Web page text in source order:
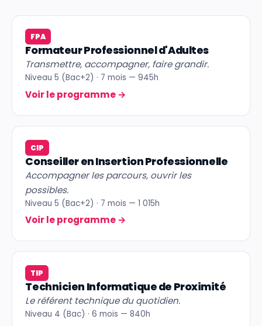
FPA
Formateur Professionnel d'Adultes
Transmettre, accompagner, faire grandir.
Niveau 5 (Bac+2) · 7 mois — 945h
Voir le programme→
CIP
Conseiller en Insertion Professionnelle
Accompagner les parcours, ouvrir les
possibles.
Niveau 5 (Bac+2) · 7 mois — 1 015h
Voir le programme→
TIP
Technicien Informatique de Proximité
Le référent technique du quotidien.
Niveau 4 (Bac) · 6 mois — 840h